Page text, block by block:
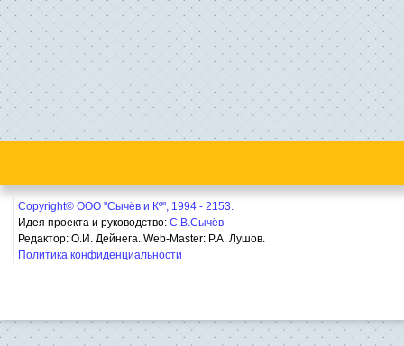
Copyright© ООО "Сычёв и Кº", 1994 - 2153.
Идея проекта и руководство: С.В.Сычёв
Редактор: О.И. Дейнега. Web-Master: Р.А. Лушов.
Политика конфиденциальности